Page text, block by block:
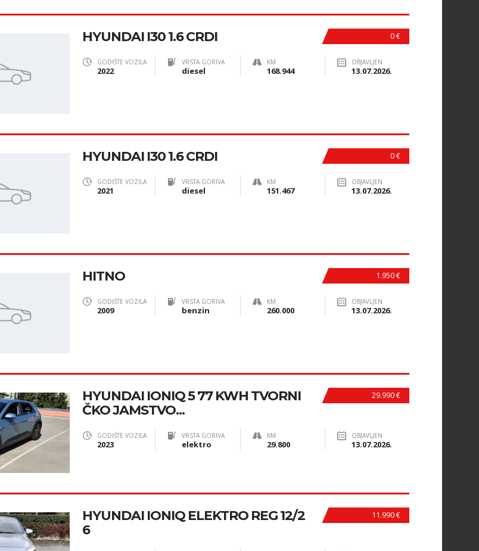
0 €
HYUNDAI I30 1.6 CRDI
GODIŠTE VOZILA
2022
VRSTA GORIVA
diesel
KM
168.944
OBJAVLJEN
13.07.2026.
0 €
HYUNDAI I30 1.6 CRDI
GODIŠTE VOZILA
2021
VRSTA GORIVA
diesel
KM
151.467
OBJAVLJEN
13.07.2026.
1.950 €
HITNO
GODIŠTE VOZILA
2009
VRSTA GORIVA
benzin
KM
260.000
OBJAVLJEN
13.07.2026.
29.990 €
HYUNDAI IONIQ 5 77 KWH TVORNI
ČKO JAMSTVO...
GODIŠTE VOZILA
2023
VRSTA GORIVA
elektro
KM
29.800
OBJAVLJEN
13.07.2026.
11.990 €
HYUNDAI IONIQ ELEKTRO REG 12/2
6